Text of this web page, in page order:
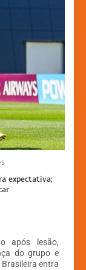
expectativa;
após lesão,
do grupo e
entra